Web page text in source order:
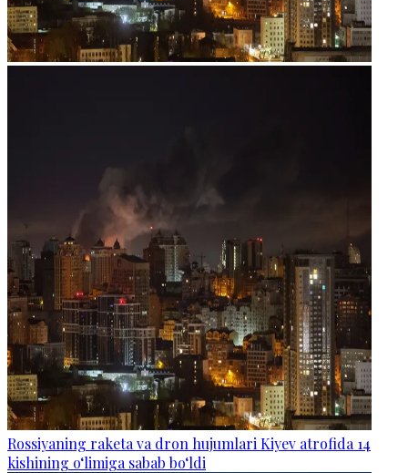
Rossiyaning raketa va dron hujumlari Kiyev atrofida 14
kishining o‘limiga sabab bo‘ldi